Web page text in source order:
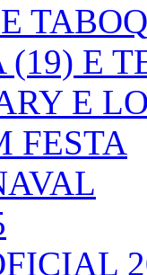
(19) E
E